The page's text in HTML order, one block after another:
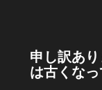
申し訳あ
は古くな